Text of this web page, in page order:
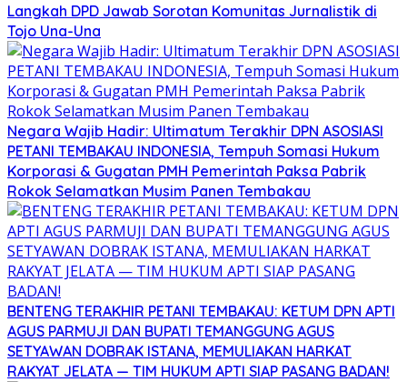
Langkah DPD Jawab Sorotan Komunitas Jurnalistik di
Tojo Una-Una
Negara Wajib Hadir: Ultimatum Terakhir DPN ASOSIASI
PETANI TEMBAKAU INDONESIA, Tempuh Somasi Hukum
Korporasi & Gugatan PMH Pemerintah Paksa Pabrik
Rokok Selamatkan Musim Panen Tembakau
BENTENG TERAKHIR PETANI TEMBAKAU: KETUM DPN APTI
AGUS PARMUJI DAN BUPATI TEMANGGUNG AGUS
SETYAWAN DOBRAK ISTANA, MEMULIAKAN HARKAT
RAKYAT JELATA — TIM HUKUM APTI SIAP PASANG BADAN!